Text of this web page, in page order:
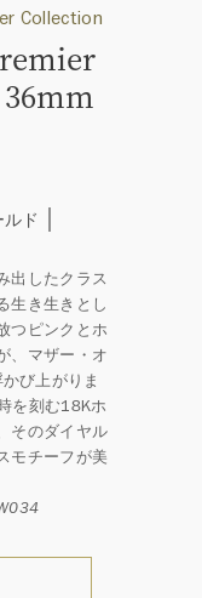
Collection
ド
出したクラス
生き生きとし
つピンクとホ
、マザー・オ
び上がりま
を刻む18Kホ
そのダイヤル
モチーフが美